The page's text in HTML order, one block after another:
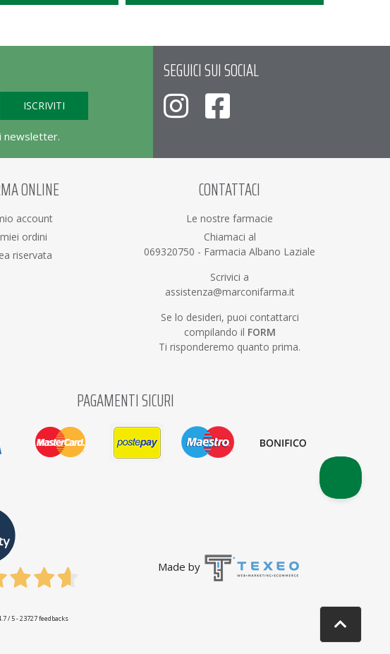
newsletter.
SEGUICI SUI SOCIAL
ONLINE
account
ordini
riservata
CONTATTACI
Le nostre farmacie
Chiamaci al
069320750 - Farmacia Albano Laziale
Scrivici a
assistenza@marconifarma.it
Se lo desideri, puoi contattarci
compilando il FORM
Ti risponderemo quanto prima.
PAGAMENTI SICURI
/ 5-23727feedbacks
Made by